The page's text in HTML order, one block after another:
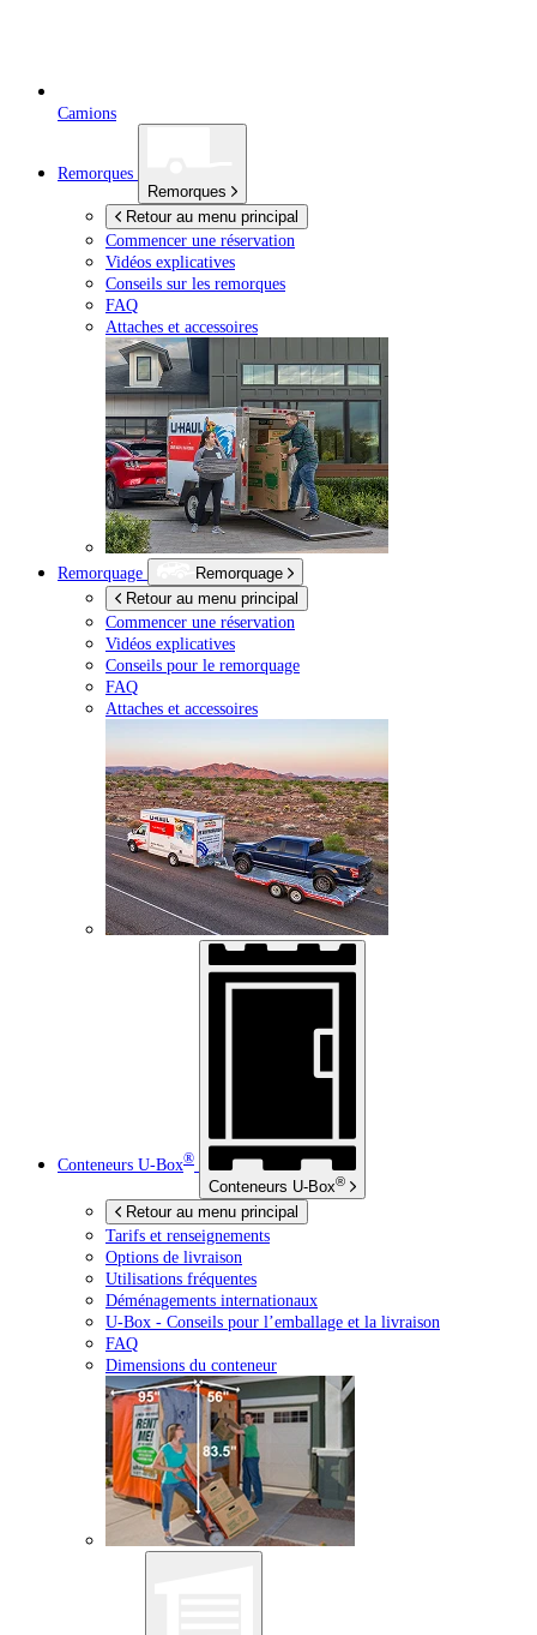
Camions
Remorques
Remorques
Retour au menu principal
Commencer une réservation
Vidéos explicatives
Conseils sur les remorques
FAQ
Attaches et accessoires
Remorquage
Remorquage
Retour au menu principal
Commencer une réservation
Vidéos explicatives
Conseils pour le remorquage
FAQ
Attaches et accessoires
Conteneurs U-Box®
Conteneurs U-Box®
Retour au menu principal
Tarifs et renseignements
Options de livraison
Utilisations fréquentes
Déménagements internationaux
U-Box - Conseils pour l’emballage et la livraison
FAQ
Dimensions du conteneur